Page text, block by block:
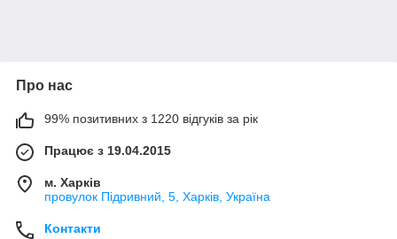
Про нас
99% позитивних з 1220 відгуків за рік
Працює з 19.04.2015
м. Харків
провулок Підривний, 5, Харків, Україна
Контакти